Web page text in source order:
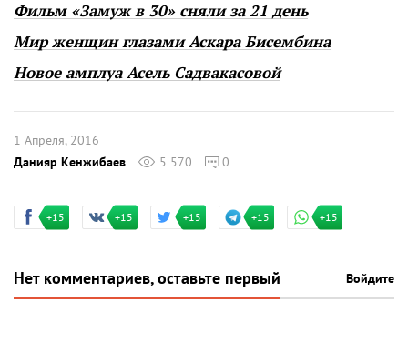
Фильм «Замуж в 30» сняли за 21 день
Мир женщин глазами Аскара Бисембина
Новое амплуа Асель Садвакасовой
1 Апреля, 2016
Данияр Кенжибаев
5 570 0
+15 +15 +15 +15 +15
Нет комментариев, оставьте первый Войдите